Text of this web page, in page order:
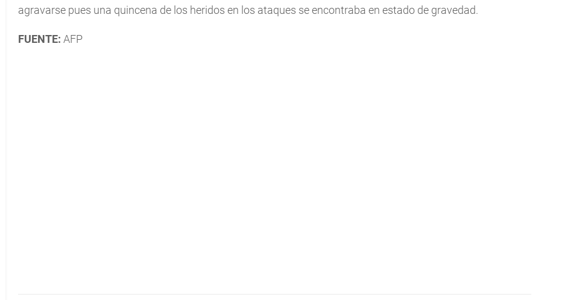
agravarse pues una quincena de los heridos en los ataques se encontraba en estado de gravedad.
FUENTE: AFP